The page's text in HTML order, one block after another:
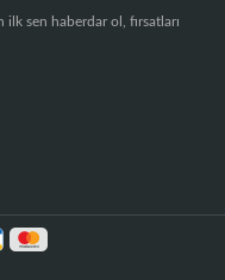
sen haberdar ol, fırsatları